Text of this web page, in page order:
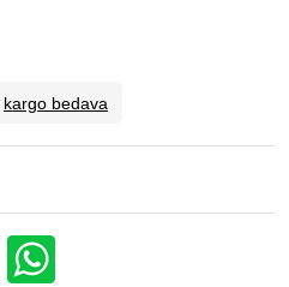
kargo bedava